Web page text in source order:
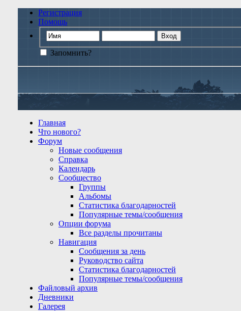
Регистрация
Помощь
Запомнить?
Главная
Что нового?
Форум
Новые сообщения
Справка
Календарь
Сообщество
Группы
Альбомы
Статистика благодарностей
Популярные темы/сообщения
Опции форума
Все разделы прочитаны
Навигация
Сообщения за день
Руководство сайта
Статистика благодарностей
Популярные темы/сообщения
Файловый архив
Дневники
Галерея